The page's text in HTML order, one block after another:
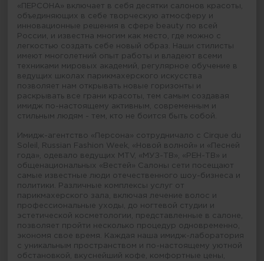
«ПЕРСОНА» включает в себя десятки салонов красоты,
объединяющих в себе творческую атмосферу и
инновационные решения в сфере beauty по всей
России, и известна многим как место, где можно с
легкостью создать себе новый образ. Наши стилисты
имеют многолетний опыт работы и владеют всеми
техниками мировых академий, регулярное обучение в
ведущих школах парикмахерского искусства
позволяет нам открывать новые горизонты и
раскрывать все грани красоты, тем самым создавая
имидж по-настоящему активным, современным и
стильным людям - тем, кто не боится быть собой.
Имидж-агентство «Персона» сотрудничало с Cirque du
Soleil, Russian Fashion Week, «Новой волной» и «Песней
года», одевало ведущих MTV, «МУЗ-ТВ», «РЕН-ТВ» и
общенациональных «Вестей» Салоны сети посещают
самые известные люди отечественного шоу-бизнеса и
политики. Различные комплексы услуг от
парикмахерского зала, включая лечение волос и
профессиональные уходы, до ногтевой студии и
эстетической косметологии, представленные в салоне,
позволяет пройти несколько процедур одновременно,
экономя свое время. Каждая наша имидж-лаборатория
с уникальным пространством и по-настоящему уютной
обстановкой, вкуснейший кофе, комфортные цены,